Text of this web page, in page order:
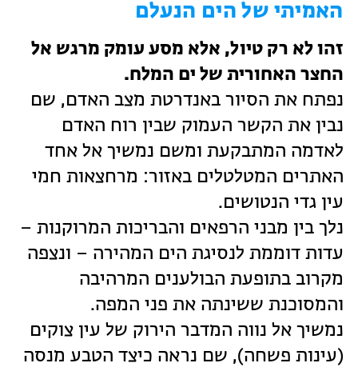
האמיתי של הים הנעלם
זהו לא רק טיול, אלא מסע עומק מרגש אל
החצר האחורית של ים המלח.
נפתח את הסיור באנדרטת מצב האדם, שם
נבין את הקשר העמוק שבין רוח האדם
לאדמה המתבקעת ומשם נמשיך אל אחד
האתרים המטלטלים באזור: מרחצאות חמי
עין גדי הנטושים.
נלך בין מבני הרפאים והבריכות המרוקנות –
עדות דוממת לנסיגת הים המהירה – ונצפה
מקרוב בתופעת הבולענים המרהיבה
והמסוכנת ששינתה את פני המפה.
נמשיך אל נווה המדבר הירוק של עין צוקים
(עינות פשחה), שם נראה כיצד הטבע מנסה